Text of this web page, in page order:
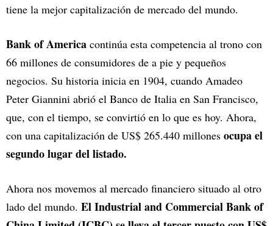
tiene la mejor capitalización de mercado del mundo.
Bank of America continúa esta competencia al trono con
66 millones de consumidores de a pie y pequeños
negocios. Su historia inicia en 1904, cuando Amadeo
Peter Giannini abrió el Banco de Italia en San Francisco,
que, con el tiempo, se convirtió en lo que es hoy. Ahora,
con una capitalización de US$ 265.440 millones ocupa el
segundo lugar del listado.
Ahora nos movemos al mercado financiero situado al otro
lado del mundo. El Industrial and Commercial Bank of